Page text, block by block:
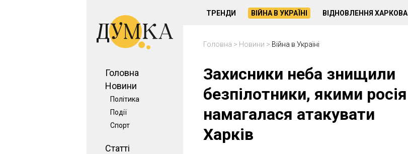
Головна
Новини
Політика
Події
Спорт
Статті
ТРЕНДИ ВІЙНА В УКРАЇНІ ВІДНОВЛЕННЯ ХАРКОВА
Головна > Новини > Війна в Україні
Захисники неба знищили
безпілотники, якими росія
намагалася атакувати
Харків